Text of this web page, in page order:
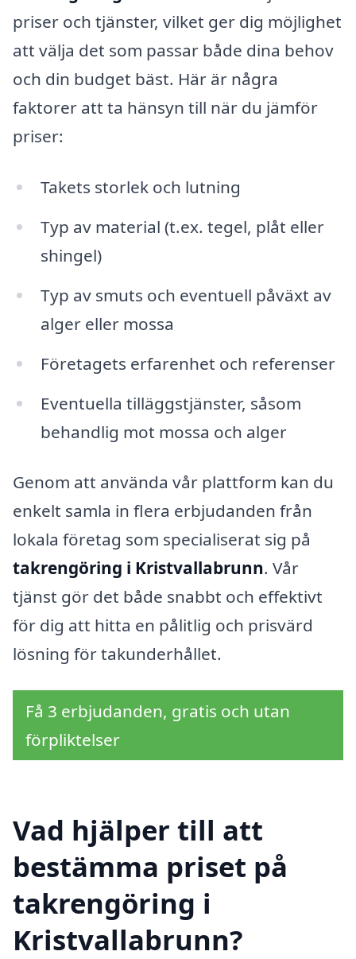
priser och tjänster, vilket ger dig möjlighet
att välja det som passar både dina behov
och din budget bäst. Här är några
faktorer att ta hänsyn till när du jämför
priser:
Takets storlek och lutning
Typ av material (t.ex. tegel, plåt eller
shingel)
Typ av smuts och eventuell påväxt av
alger eller mossa
Företagets erfarenhet och referenser
Eventuella tilläggstjänster, såsom
behandlig mot mossa och alger
Genom att använda vår plattform kan du
enkelt samla in flera erbjudanden från
lokala företag som specialiserat sig på
takrengöring i Kristvallabrunn. Vår
tjänst gör det både snabbt och effektivt
för dig att hitta en pålitlig och prisvärd
lösning för takunderhållet.
Få 3 erbjudanden, gratis och utan
förpliktelser
Vad hjälper till att
bestämma priset på
takrengöring i
Kristvallabrunn?